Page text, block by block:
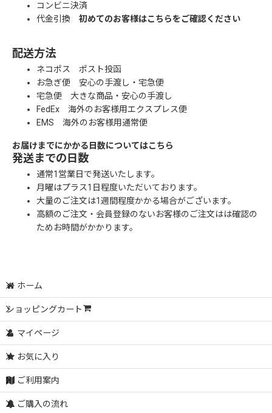
コンビニ決済
代金引換 初めてのお客様はこちらをご確認ください
配送方法
ネコポス ポスト投函
お急ぎ便 安心の手渡し・宅急便
宅急便 大きな商品・安心の手渡し
FedEx 海外のお客様用エクスプレス便
EMS 海外のお客様用通常便
お届けまでにかかる日数についてはこちら
発送までの日数
通常1営業日で発送いたします。
月曜はプラス1日程度いただいております。
大量のご注文は1週間程度かかる場合がございます。
高額のご注文・会員登録のないお客様のご注文はは確認の
ためお時間がかかります。
ホーム
ショッピングカート
マイページ
お気に入り
ご利用案内
ご購入の流れ